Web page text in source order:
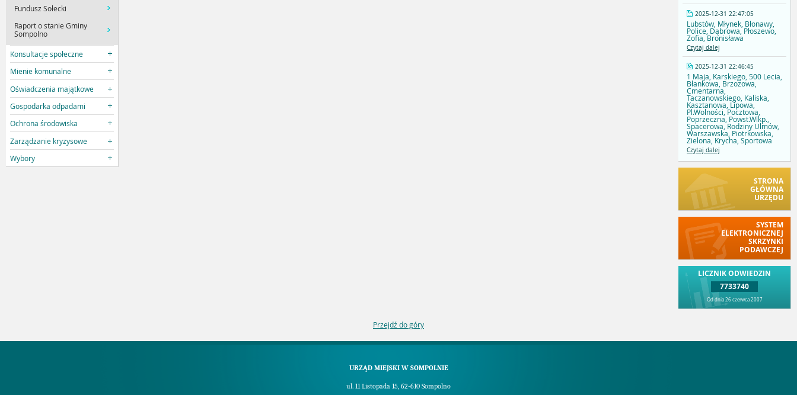
Fundusz Sołecki
Raport o stanie Gminy
Sompolno
Konsultacje społeczne
Mienie komunalne
Oświadczenia majątkowe
Gospodarka odpadami
Ochrona środowiska
Zarządzanie kryzysowe
Wybory
2025-12-31 22:47:05
Lubstów, Młynek, Błonawy,
Police, Dąbrowa, Płoszewo,
Zofia, Bronisława
Czytaj dalej
2025-12-31 22:46:45
1 Maja, Karskiego, 500 Lecia,
Błankowa, Brzozowa,
Cmentarna,
Taczanowskiego, Kaliska,
Kasztanowa, Lipowa,
Pl.Wolności, Pocztowa,
Poprzeczna, Powst.Wlkp.,
Spacerowa, Rodziny Ulmów,
Warszawska, Piotrkowska,
Zielona, Krycha, Sportowa
Czytaj dalej
STRONA
GŁÓWNA
URZĘDU
SYSTEM
ELEKTRONICZNEJ
SKRZYNKI
PODAWCZEJ
LICZNIK ODWIEDZIN
7733740
Od dnia 26 czerwca 2007
Przejdź do góry
URZĄD MIEJSKI W SOMPOLNIE
ul. 11 Listopada 15, 62-610 Sompolno